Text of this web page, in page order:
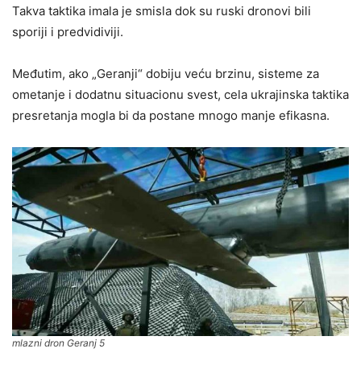
Takva taktika imala je smisla dok su ruski dronovi bili
sporiji i predvidiviji.
Međutim, ako „Geranji“ dobiju veću brzinu, sisteme za
ometanje i dodatnu situacionu svest, cela ukrajinska taktika
presretanja mogla bi da postane mnogo manje efikasna.
mlazni dron Geranj 5